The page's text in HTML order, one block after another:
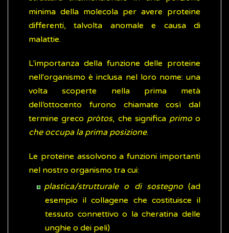
minima della molecola per avere proteine
differenti, talvolta anomale e causa di
malattie.
L'importanza della funzione delle proteine
nell'organismo è inclusa nel loro nome: una
volta scoperte nella prima metà
dell’ottocento furono chiamate così dal
termine greco pròtos, che significa primoo
che occupa la prima posizione.
Le proteine assolvono a funzioni importanti
nel nostro organismo tra cui:
plastica/strutturale o di sostegno(ad
esempio il collagene che costituisce il
tessuto connettivo o la cheratina delle
unghie o dei peli)